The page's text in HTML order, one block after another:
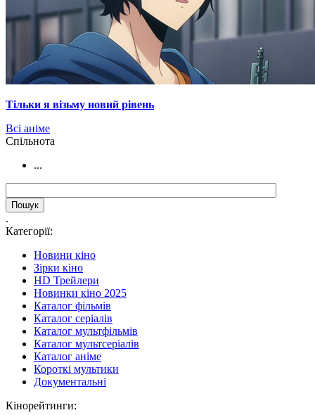
Тільки я візьму новий рівень
Всі аніме
Cпільнота
...
.
Категорії:
Новини кіно
Зірки кіно
HD Трейлери
Новинки кіно 2025
Каталог фільмів
Каталог серіалів
Каталог мультфільмів
Каталог мультсеріалів
Каталог аніме
Короткі мультики
Документальні
Кінорейтинги: